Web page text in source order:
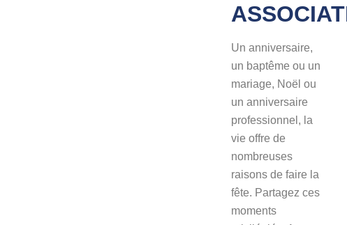
Un anniversaire,
un baptême ou un
mariage, Noël ou
un anniversaire
professionnel, la
vie offre de
nombreuses
raisons de faire la
fête. Partagez ces
moments